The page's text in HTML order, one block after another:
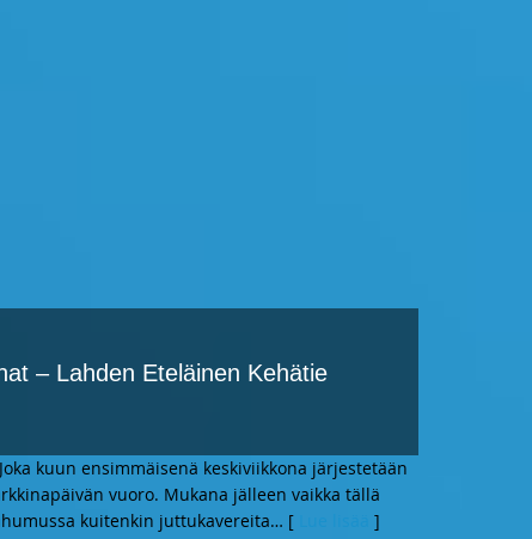
– Lahden Eteläinen Kehätie
kuun ensimmäisenä keskiviikkona järjestetään
vuoro. Mukana jälleen vaikka tällä
kuitenkin juttukavereita… [ ]